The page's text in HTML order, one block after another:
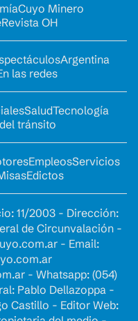
Cuyo Minero
Revista OH
Argentina
las redes
SaludTecnología
tránsito
EmpleosServicios
Edictos
11/2003 - Dirección:
de Circunvalación -
- Email:
- Whatsapp: (054)
Pablo Dellazoppa -
Castillo - Editor Web: